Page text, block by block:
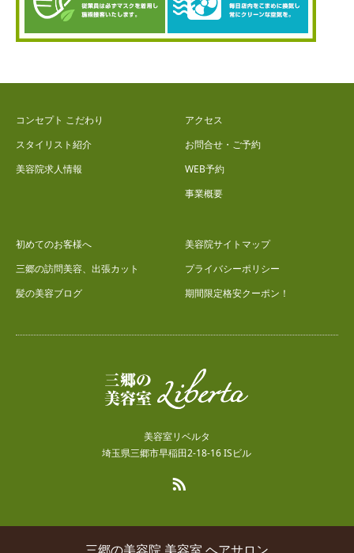
コンセプト こだわり
スタイリスト紹介
美容院求人情報
アクセス
お問合せ・ご予約
WEB予約
事業概要
初めてのお客様へ
三郷の訪問美容、出張カット
髪の美容ブログ
美容院サイトマップ
プライバシーポリシー
期間限定格安クーポン！
美容室リベルタ
埼玉県三郷市早稲田2-18-16 ISビル